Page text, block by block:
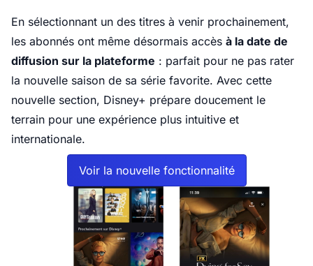
En sélectionnant un des titres à venir prochainement,
les abonnés ont même désormais accès à la date de
diffusion sur la plateforme : parfait pour ne pas rater
la nouvelle saison de sa série favorite. Avec cette
nouvelle section, Disney+ prépare doucement le
terrain pour une expérience plus intuitive et
internationale.
Voir la nouvelle fonctionnalité